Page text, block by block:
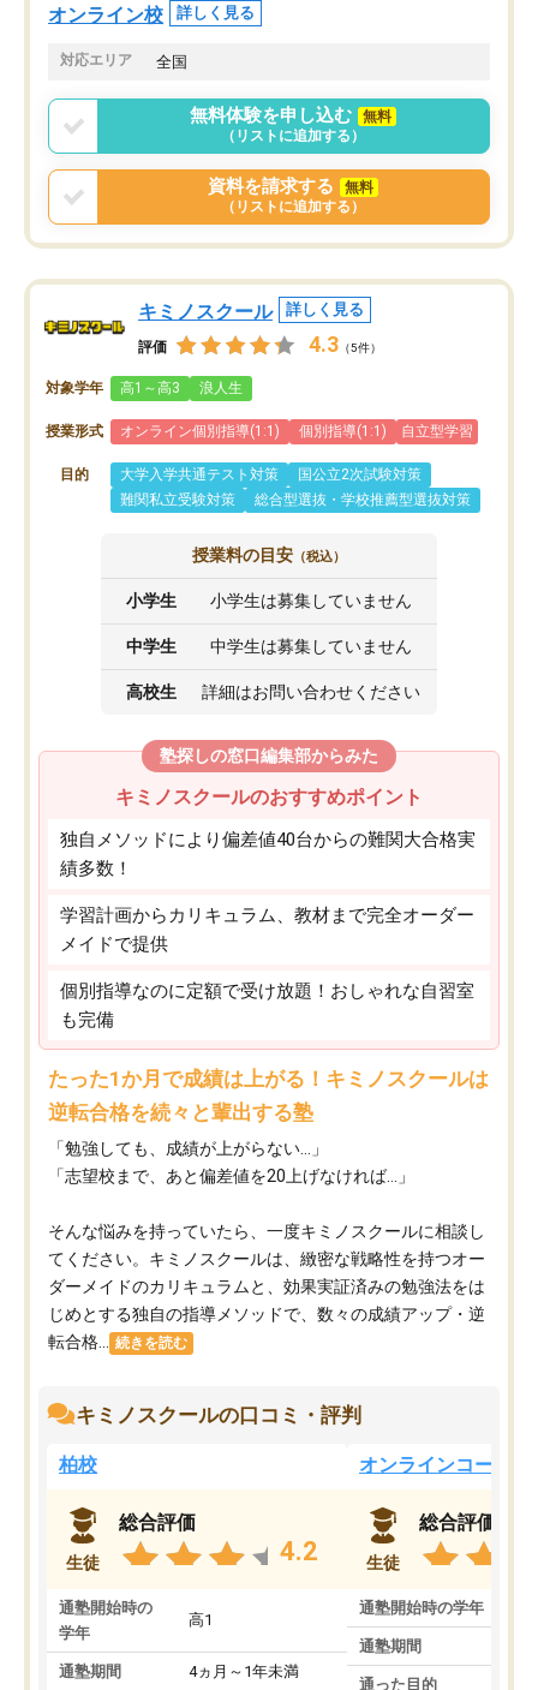
オンラインツールを使用した単語帳の
共有があり宿題もそちらで出される形
でした。
言う事で講師変更の申し出があり、あ
まりに短期での変更だった為、塾に通
う事にして退会しました。遅れも取り
戻せ、授業内容や講師の方は良かった
と思います。
オンライン校 詳しく見る
対応エリア 全国
無料体験を申し込む
無料
（リストに追加する）
資料を請求する
無料
（リストに追加する）
キミノスクール 詳しく見る
評価 4.3 （5件）
対象学年 高1～高3 浪人生
授業形式 オンライン個別指導(1:1) 個別指導(1:1) 自立型学習
目的 大学入学共通テスト対策
国公立2次試験対策
難関私立受験対策
総合型選抜・学校推薦型選抜対策
授業料の目安 （税込）
小学生 小学生は募集していません
中学生 中学生は募集していません
高校生 詳細はお問い合わせください
塾探しの窓口編集部からみた
キミノスクールのおすすめポイント
独自メソッドにより偏差値40台からの難関大合格実
績多数！
学習計画からカリキュラム、教材まで完全オーダー
メイドで提供
個別指導なのに定額で受け放題！おしゃれな自習室
も完備
たった1か月で成績は上がる！キミノスクールは
逆転合格を続々と輩出する塾
「勉強しても、成績が上がらない…」
「志望校まで、あと偏差値を20上げなければ…」
そんな悩みを持っていたら、一度キミノスクールに相談し
てください。キミノスクールは、緻密な戦略性を持つオー
ダーメイドのカリキュラムと、効果実証済みの勉強法をは
じめとする独自の指導メソッドで、数々の成績アップ・逆
転合格...
続きを読む
キミノスクールの口コミ・評判
柏校
生徒
総合評価
4.2
通塾開始時の
学年
高1
通塾期間 4ヵ月～1年未満
オンラインコース
生徒
総合評価
通塾開始時の学年
通塾期間
通った目的